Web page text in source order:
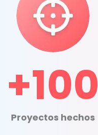
+100
Proyectos hechos